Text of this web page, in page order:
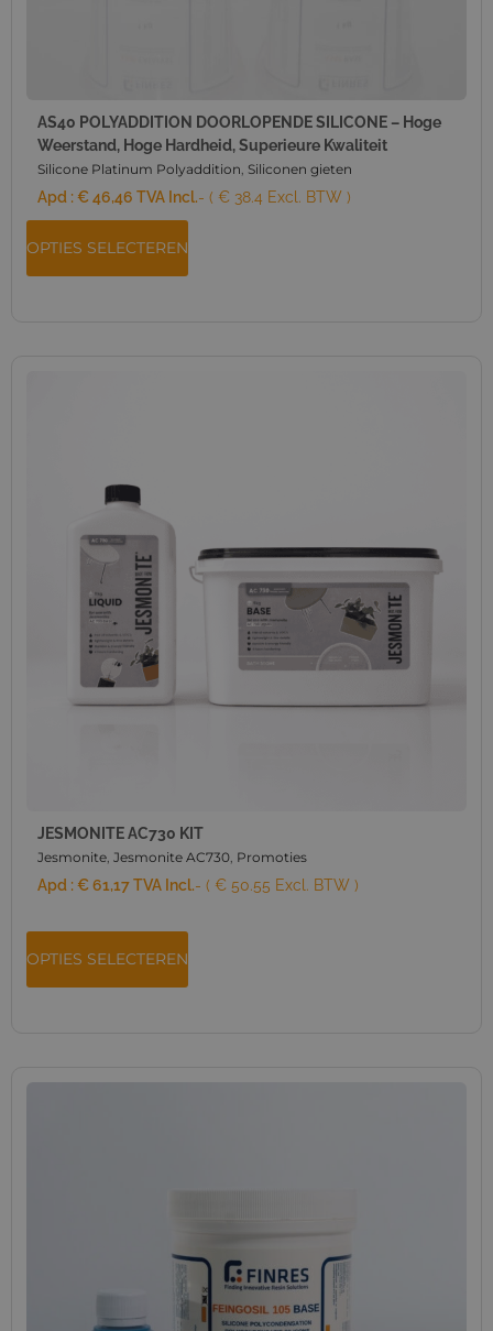
AS40 POLYADDITION DOORLOPENDE SILICONE – Hoge
Weerstand, Hoge Hardheid, Superieure Kwaliteit
Silicone Platinum Polyaddition, Siliconen gieten
Apd :€46,46 TVA Incl.- ( € 38.4 Excl. BTW )
OPTIES SELECTEREN
JESMONITE AC730 KIT
Jesmonite, Jesmonite AC730, Promoties
Apd :€61,17TVA Incl.- ( € 50.55 Excl. BTW )
OPTIES SELECTEREN